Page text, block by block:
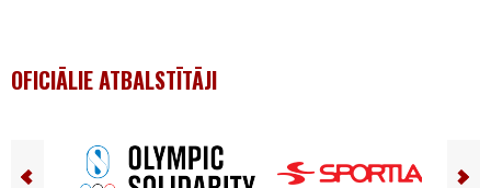
OFICIĀLIE ATBALSTĪTĀJI